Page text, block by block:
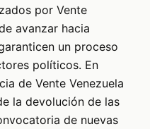
por Vente
avanzar hacia
un proceso
políticos. En
de Vente Venezuela
la devolución de las
de nuevas